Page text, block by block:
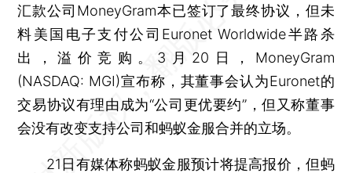
汇款公司MoneyGram本已签订了最终协议，但未
料美国电子支付公司Euronet Worldwide半路杀
出，溢价竞购。3月20日，MoneyGram
(NASDAQ: MGI)宣布称，其董事会认为Euronet的
交易协议有理由成为“公司更优要约”，但又称董事
会没有改变支持公司和蚂蚁金服合并的立场。
21日有媒体称蚂蚁金服预计将提高报价，但蚂